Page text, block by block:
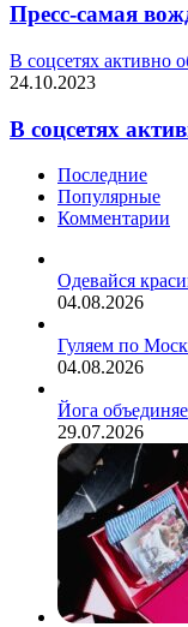
Пресс-самая
В соцсетях активно
24.10.2023
В соцсетях
Последние
Популярные
Комментарии
Одевайся
04.08.2026
Гуляем по
04.08.2026
Йога
29.07.2026